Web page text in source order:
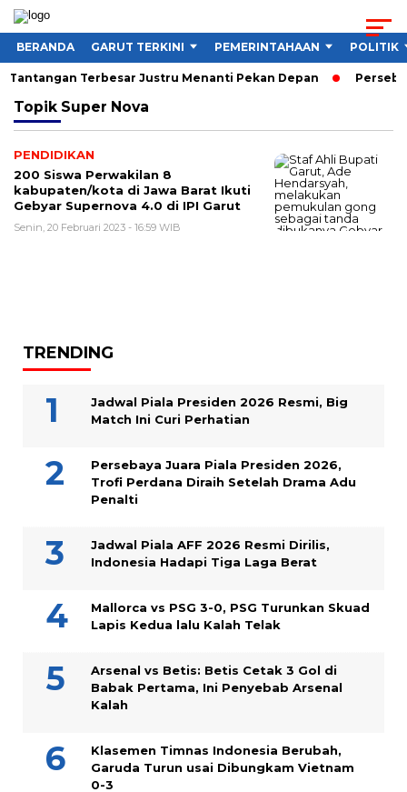
BERANDA GARUT TERKINI PEMERINTAHAAN POLITIK
Terbesar Justru Menanti Pekan Depan
Topik Super Nova
PENDIDIKAN
200 Siswa Perwakilan 8
kabupaten/kota di Jawa Barat Ikuti
Gebyar Supernova 4.0 di IPI Garut
Senin, 20 Februari 2023 - 16:59 WIB
TRENDING
Jadwal Piala Presiden 2026 Resmi, Big
Match Ini Curi Perhatian
Persebaya Juara Piala Presiden 2026,
Trofi Perdana Diraih Setelah Drama Adu
Penalti
Jadwal Piala AFF 2026 Resmi Dirilis,
Indonesia Hadapi Tiga Laga Berat
Mallorca vs PSG 3-0, PSG Turunkan Skuad
Lapis Kedua lalu Kalah Telak
Arsenal vs Betis: Betis Cetak 3 Gol di
Babak Pertama, Ini Penyebab Arsenal
Kalah
Klasemen Timnas Indonesia Berubah,
Garuda Turun usai Dibungkam Vietnam
0-3